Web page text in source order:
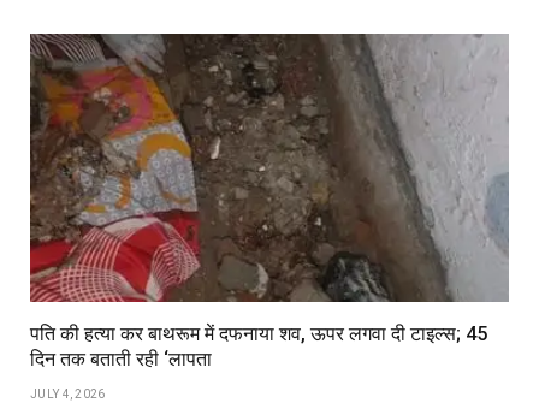
पति की हत्या कर बाथरूम में दफनाया शव, ऊपर लगवा दी टाइल्स; 45
दिन तक बताती रही ‘लापता
JULY 4, 2026